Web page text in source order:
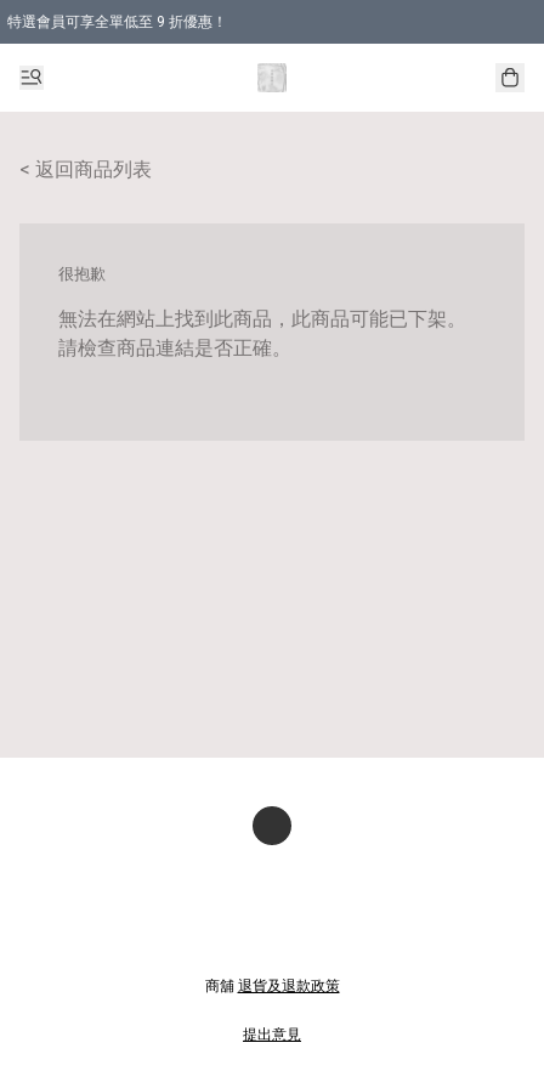
特選會員可享全單低至 9 折優惠！
< 返回商品列表
很抱歉
無法在網站上找到此商品，此商品可能已下架。
請檢查商品連結是否正確。
商舖 退貨及退款政策
提出意見